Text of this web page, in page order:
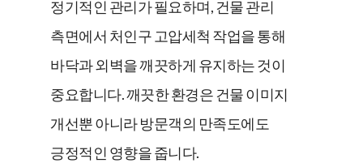
정기적인 관리가 필요하며, 건물 관리
측면에서 처인구 고압세척 작업을 통해
바닥과 외벽을 깨끗하게 유지하는 것이
중요합니다. 깨끗한 환경은 건물 이미지
개선뿐 아니라 방문객의 만족도에도
긍정적인 영향을 줍니다.